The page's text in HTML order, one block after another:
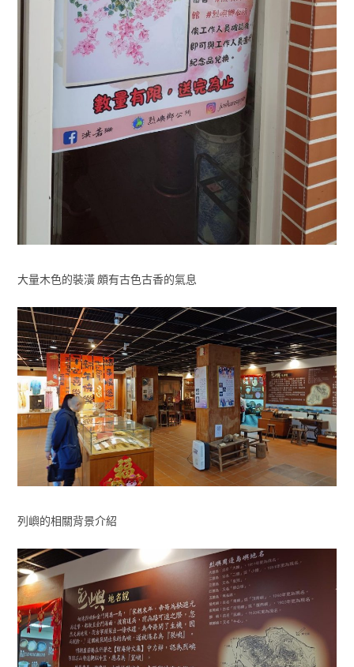
大量木色的裝潢 頗有古色古香的氣息
列嶼的相關背景介紹